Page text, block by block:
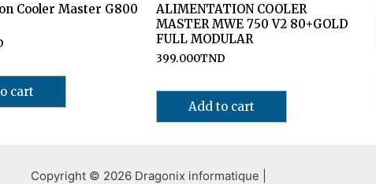
Cooler Master G800
cart
ALIMENTATION COOLER
MASTER MWE 750 V2 80+GOLD
FULL MODULAR
399.000TND
Add to cart
Copyright © 2026 Dragonix informatique |